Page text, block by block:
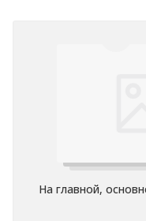
На главной,